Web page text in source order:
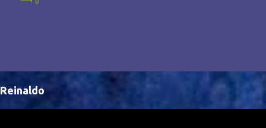
Brasil, abrindo portas para novas oportunidades no
Reinaldo